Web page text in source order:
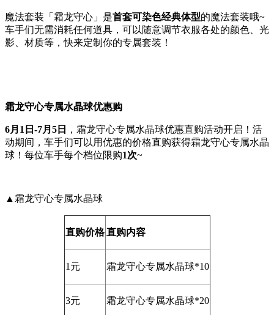
魔法套装「霜龙守心」是首套可染色经典体型的魔法套装哦~
车手们无需消耗任何道具，可以随意调节衣服各处的颜色、光
影、材质等，快来定制你的专属套装！
霜龙守心专属水晶球优惠购
6月1日-7月5日
，霜龙守心专属水晶球优惠直购活动开启！活
动期间，车手们可以用优惠的价格直购获得霜龙守心专属水晶
球！每位车手每个档位限购1次~
▲霜龙守心专属水晶球
直购价格 直购内容
1元 霜龙守心专属水晶球*10
3元 霜龙守心专属水晶球*20